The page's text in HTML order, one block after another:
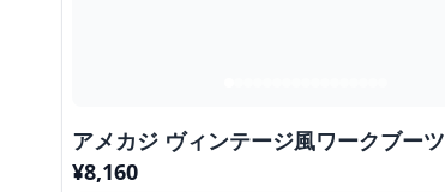
アメカジ ヴィンテージ風ワークブーツ
¥8,160